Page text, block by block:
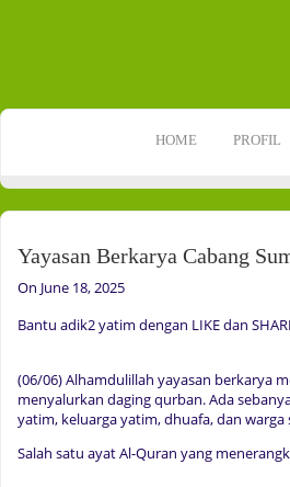
HOME PROFIL
Yayasan Berkarya Cabang
On June 18, 2025
Bantu adik2 yatim dengan LIKE dan
(06/06) Alhamdulillah yayasan berkarya
menyalurkan daging qurban. Ada
yatim, keluarga yatim, dhuafa, dan warga
Salah satu ayat Al-Quran yang